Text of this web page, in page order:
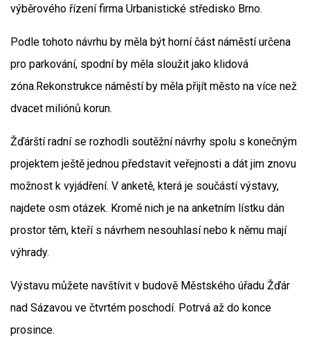
výběrového řízení firma Urbanistické středisko Brno.
Podle tohoto návrhu by měla být horní část náměstí určena
pro parkování, spodní by měla sloužit jako klidová
zóna.Rekonstrukce náměstí by měla přijít město na více než
dvacet miliónů korun.
Žďárští radní se rozhodli soutěžní návrhy spolu s konečným
projektem ještě jednou představit veřejnosti a dát jim znovu
možnost k vyjádření. V anketě, která je součástí výstavy,
najdete osm otázek. Kromě nich je na anketním lístku dán
prostor těm, kteří s návrhem nesouhlasí nebo k němu mají
výhrady.
Výstavu můžete navštívit v budově Městského úřadu Žďár
nad Sázavou ve čtvrtém poschodí. Potrvá až do konce
prosince.